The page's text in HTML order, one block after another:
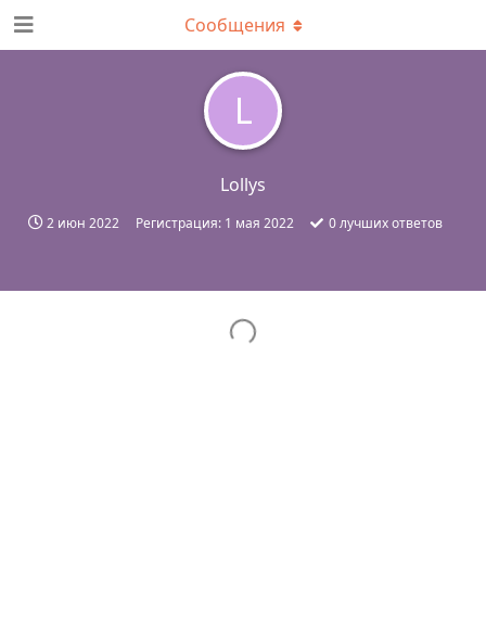
L
Lollys
2 июн 2022 Регистрация: 1 мая 2022 0лучших ответов
Сообщения